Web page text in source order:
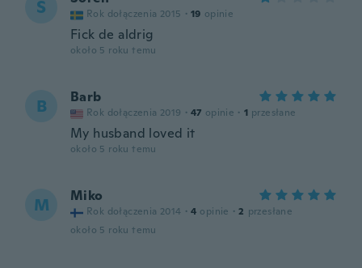
S Rok dołączenia 2015 · 19 opinie
Fick de aldrig
około 5 roku temu
B Barb
Rok dołączenia 2019 · 47 opinie · 1 przesłane
My husband loved it
około 5 roku temu
M Miko
Rok dołączenia 2014 · 4 opinie · 2 przesłane
około 5 roku temu